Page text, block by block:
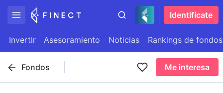
Identifícate
Invertir Asesoramiento Noticias Rankings de fondos
Fondos Me interesa